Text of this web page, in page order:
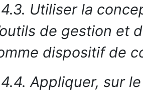
Utiliser la
de gestion et
dispositif de
Appliquer, sur